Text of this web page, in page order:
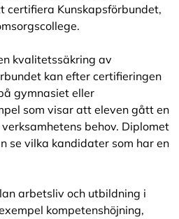
certifiera Kunskapsförbundet,
kvalitetssäkring av
kan efter certifieringen
gymnasiet eller
som visar att eleven gått en
behov. Diplomet
se vilka kandidater som har en
arbetsliv och utbildning i
kompetenshöjning,